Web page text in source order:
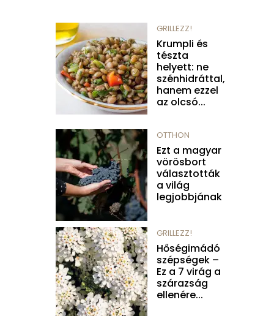
GRILLEZZ!
Krumpli és
tészta
helyett: ne
szénhidráttal,
hanem ezzel
az olcsó...
OTTHON
Ezt a magyar
vörösbort
választották
a világ
legjobbjának
GRILLEZZ!
Hőségimádó
szépségek –
Ez a 7 virág a
szárazság
ellenére...